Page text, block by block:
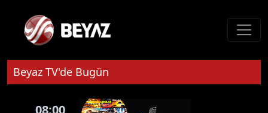
Beyaz TV'de Bugün
08:00